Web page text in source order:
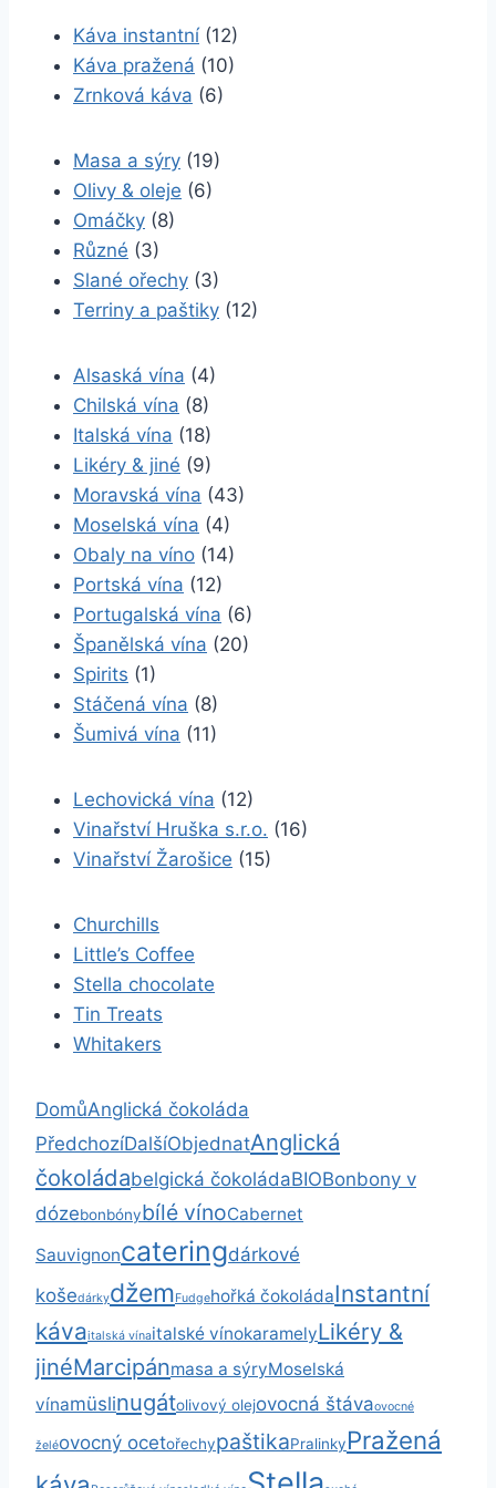
Káva instantní (12)
Káva pražená (10)
Zrnková káva (6)
Masa a sýry (19)
Olivy & oleje (6)
Omáčky (8)
Různé (3)
Slané ořechy (3)
Terriny a paštiky (12)
Alsaská vína (4)
Chilská vína (8)
Italská vína (18)
Likéry & jiné (9)
Moravská vína (43)
Moselská vína (4)
Obaly na víno (14)
Portská vína (12)
Portugalská vína (6)
Španělská vína (20)
Spirits (1)
Stáčená vína (8)
Šumivá vína (11)
Lechovická vína (12)
Vinařství Hruška s.r.o. (16)
Vinařství Žarošice (15)
Churchills
Little’s Coffee
Stella chocolate
Tin Treats
Whitakers
DomůAnglická čokoláda
PředchozíDalšíObjednatAnglická
čokoládabelgická čokoládaBIOBonbony v
dózebonbónybílé vínoCabernet
Sauvignoncateringdárkové
košedárkydžemFudgehořká čokoládaInstantní
kávaitalská vínaitalské vínokaramelyLikéry &
jinéMarcipánmasa a sýryMoselská
vínamüslinugátolivový olejovocná štávaovocné
želéovocný ocetořechypaštikaPralinkyPražená